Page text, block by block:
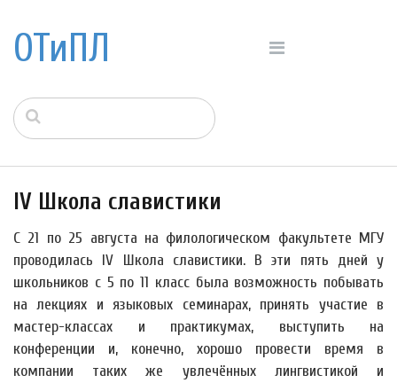
ОТиПЛ
IV Школа славистики
С 21 по 25 августа на филологическом факультете МГУ
проводилась IV Школа славистики. В эти пять дней у
школьников с 5 по 11 класс была возможность побывать
на лекциях и языковых семинарах, принять участие в
мастер-классах и практикумах, выступить на
конференции и, конечно, хорошо провести время в
компании таких же увлечённых лингвистикой и